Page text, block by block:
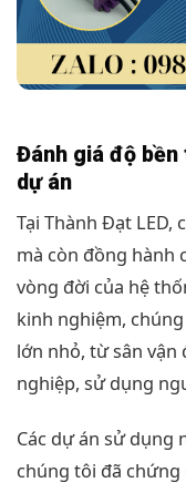
Đánh giá độ
dự án
Tại Thành Đạt LED,
mà còn đồng hành
vòng đời của hệ
kinh nghiệm,
lớn nhỏ, từ sân vận
nghiệp, sử dụng
Các dự án sử dụng
chúng tôi đã